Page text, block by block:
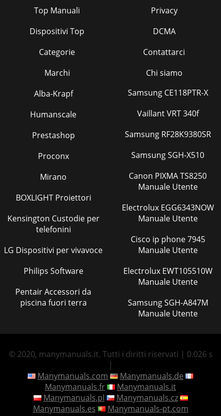
Top Manuali
Dispositivi Top
Categorie
Marchi
Privacy
DCMA
Contattarci
Chi siamo
Alba-Krapf
Humanscale
Prestashop
Proconx
Mirano
BOXLIGHT Proiettori
Kensington Custodie per
telefonini
LG Dispositivi per vivavoce
Philips Software
Pentair Accessori da
piscina fuori terra
Samsung CE118PTR-X
Vaillant VRT 340f
Samsung RF28K9380SR
Samsung SGH-X510
Canon PIXMA TS8250
Manuale Utente
Electrolux EGG6343NOW
Manuale Utente
Cisco ip phone 7945
Manuale Utente
Electrolux EWT105510W
Manuale Utente
Samsung SGH-A847M
Manuale Utente
© 2020, manymanuals.it. Tutti i diritti riservati | 0.026 s
|
Manymanuals.com
Manymanuals.de
Manymanuals.fr
Manymanuals.it
Manymanuals.pl
Manymanuals.cz
Manymanuals.es
Manymanuals-pt.com